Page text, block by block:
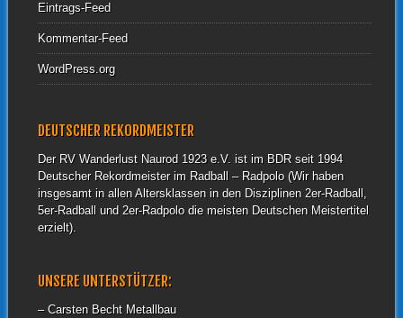
Eintrags-Feed
Kommentar-Feed
WordPress.org
DEUTSCHER REKORDMEISTER
Der RV Wanderlust Naurod 1923 e.V. ist im BDR seit 1994
Deutscher Rekordmeister im Radball – Radpolo (Wir haben
insgesamt in allen Altersklassen in den Disziplinen 2er-Radball,
5er-Radball und 2er-Radpolo die meisten Deutschen Meistertitel
erzielt).
UNSERE UNTERSTÜTZER:
– Carsten Becht Metallbau